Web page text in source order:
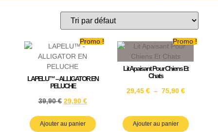
Promo !
LAPELU™ – ALLIGATOR EN
PELUCHE
39,90€ 29,90 €
Ajouter au panier
Promo !
Lit Apaisant Pour Chiens Et
Chats
29,45 € – 75,90 €
Ajouter au panier